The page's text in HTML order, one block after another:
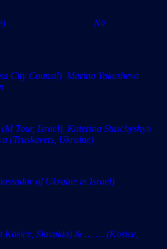
One) Nir
City Counsil) Marina Yakusheva
Tour, Israel), Katerina Staschyshyn
(Truskavets, Ukraine)
of Ukraine in Israel)
Kosice, Slovakia) & … … (Kosice,